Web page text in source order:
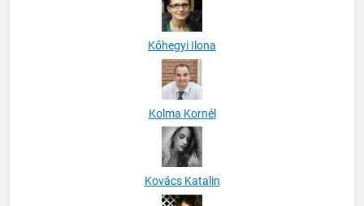
Kőhegyi Ilona
Kolma Kornél
Kovács Katalin